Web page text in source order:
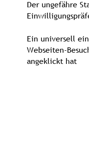
Der ungefähre
Ein universell
Webseiten-
angeklickt hat